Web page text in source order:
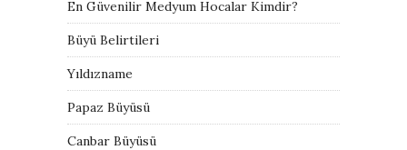
En Güvenilir Medyum Hocalar Kimdir?
Büyü Belirtileri
Yıldızname
Papaz Büyüsü
Canbar Büyüsü